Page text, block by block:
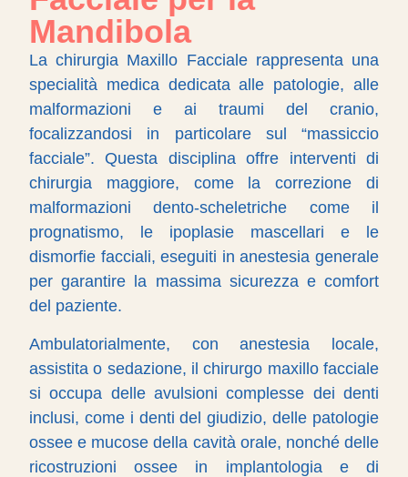
Mandibola
La chirurgia Maxillo Facciale rappresenta una
specialità medica dedicata alle patologie, alle
malformazioni e ai traumi del cranio,
focalizzandosi in particolare sul “massiccio
facciale”. Questa disciplina offre interventi di
chirurgia maggiore, come la correzione di
malformazioni dento-scheletriche come il
prognatismo, le ipoplasie mascellari e le
dismorfie facciali, eseguiti in anestesia generale
per garantire la massima sicurezza e comfort
del paziente.
Ambulatorialmente, con anestesia locale,
assistita o sedazione, il chirurgo maxillo facciale
si occupa delle avulsioni complesse dei denti
inclusi, come i denti del giudizio, delle patologie
ossee e mucose della cavità orale, nonché delle
ricostruzioni ossee in implantologia e di